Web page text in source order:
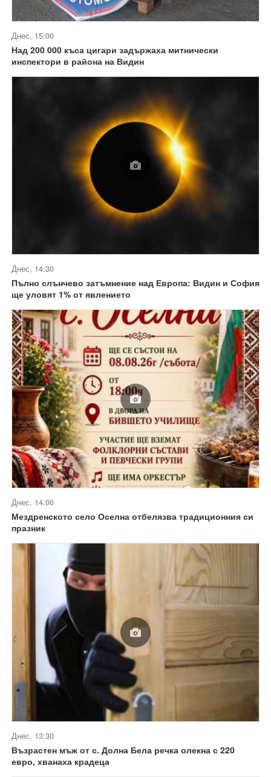
Днес, 15:00
Над 200 000 къса цигари задържаха митнически
инспектори в района на Видин
Днес, 14:30
Пълно слънчево затъмнение над Европа: Видин и София
ще уловят 1% от явлението
Днес, 14:00
Мездренското село Оселна отбелязва традиционния си
празник
Днес, 13:30
Възрастен мъж от с. Долна Бела речка олекна с 220
евро, хванаха крадеца